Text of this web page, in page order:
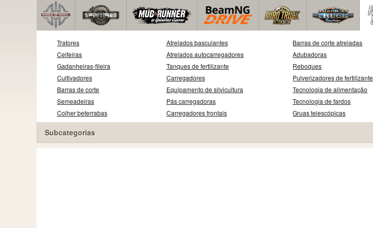
Tratores
Ceifeiras
Gadanheiras-fileira
Cultivadores
Barras de corte
Semeadeiras
Colher beterrabas
Atrelados basculantes
Atrelados autocarregadores
Tanques de fertilizante
Carregadores
Equipamento de silvicultura
Pás carregadoras
Carregadores frontais
Barras de corte atreladas
Adubadoras
Reboques
Pulverizadores de fertilizante
Tecnologia de alimentação
Tecnologia de fardos
Gruas telescópicas
Subcategorías